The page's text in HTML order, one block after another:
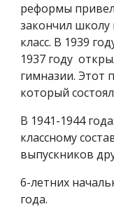
реформы
закончил школу
класс. В 1939
1937 году
гимназии. Этот
который
В 1941-1944
классному
выпускников
6-летних
года.